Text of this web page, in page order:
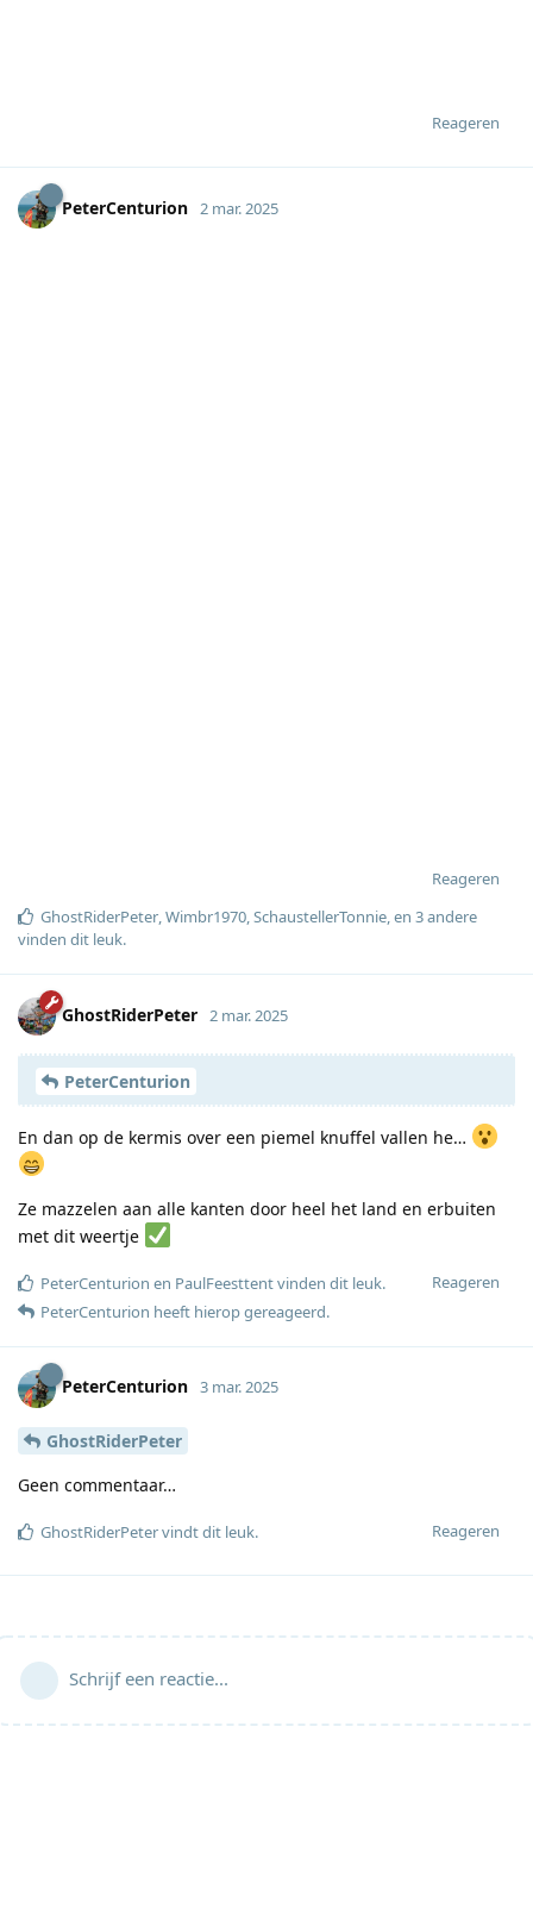
Reageren
PeterCenturion 2 mar. 2025
Reageren
GhostRiderPeter,Wimbr1970,SchaustellerTonnie, en 3andere
vinden dit leuk.
GhostRiderPeter 2 mar. 2025
PeterCenturion
En dan op de kermis over een piemel knuffel vallen he…
Ze mazzelen aan alle kanten door heel het land en erbuiten
met dit weertje
Reageren
PeterCenturion en PaulFeesttentvinden dit leuk.
PeterCenturion heeft hierop gereageerd.
PeterCenturion 3 mar. 2025
GhostRiderPeter
Geen commentaar…
Reageren
GhostRiderPetervindt dit leuk.
Schrijf een reactie...